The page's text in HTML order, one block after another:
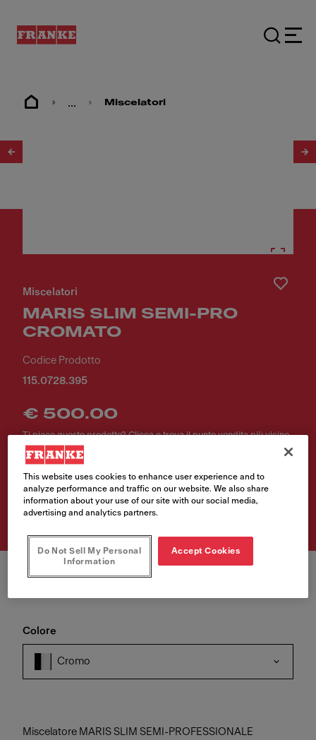
... Miscelatori
Miscelatori
MARIS SLIM SEMI-PRO
CROMATO
Codice Prodotto
115.0728.395
€ 500.00
Ti piace questo prodotto? Clicca e trova il punto vendita più vicino
a te.
Trova rivenditore
Colore
Cromo
Miscelatore MARIS SLIM SEMI-PROFESSIONALE
This website uses cookies to enhance user experience and to
analyze performance and traffic on our website. We also share
information about your use of our site with our social media,
advertising and analytics partners.
Do Not Sell My Personal
Information
Accept Cookies